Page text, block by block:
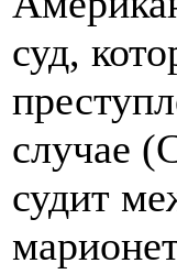
суд,
случае
судит